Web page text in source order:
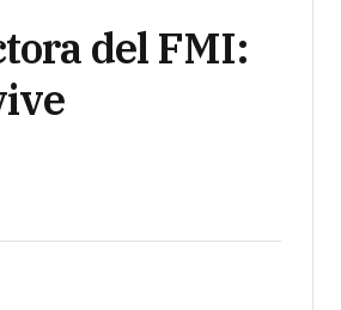
del FMI: